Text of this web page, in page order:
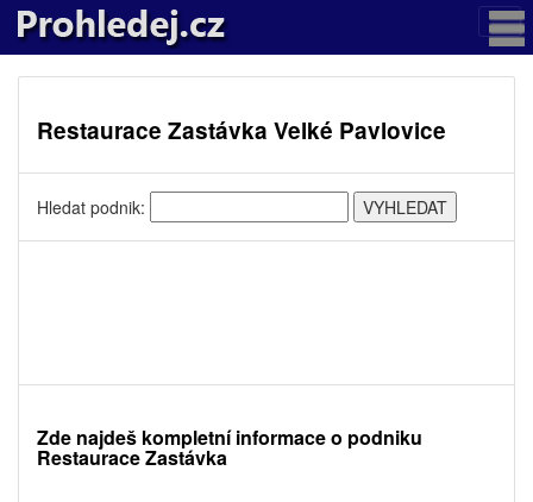
Restaurace Zastávka Velké Pavlovice
Hledat podnik:
Zde najdeš kompletní informace o podniku
Restaurace Zastávka